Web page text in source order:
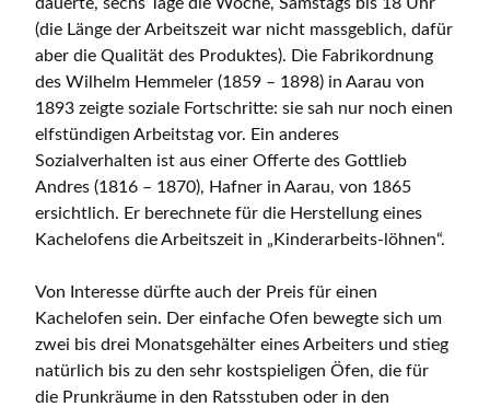
(die Länge der Arbeitszeit war nicht massgeblich, dafür
aber die Qualität des Produktes). Die Fabrikordnung
des Wilhelm Hemmeler (1859 – 1898) in Aarau von
1893 zeigte soziale Fortschritte: sie sah nur noch einen
elfstündigen Arbeitstag vor. Ein anderes
Sozialverhalten ist aus einer Offerte des Gottlieb
Andres (1816 – 1870), Hafner in Aarau, von 1865
ersichtlich. Er berechnete für die Herstellung eines
Kachelofens die Arbeitszeit in „Kinderarbeits-löhnen“.
Von Interesse dürfte auch der Preis für einen
Kachelofen sein. Der einfache Ofen bewegte sich um
zwei bis drei Monatsgehälter eines Arbeiters und stieg
natürlich bis zu den sehr kostspieligen Öfen, die für
die Prunkräume in den Ratsstuben oder in den